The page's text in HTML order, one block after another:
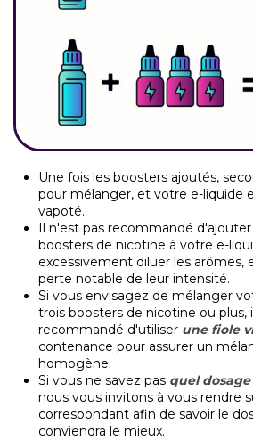
Une fois les boosters ajoutés,
pour mélanger, et votre e-liquide
vapoté.
Il n'est pas recommandé
boosters de nicotine à votre e-
excessivement diluer les arômes,
perte notable de leur intensité.
Si vous envisagez de mélanger
trois boosters de nicotine ou
recommandé d'utiliser une fiole
contenance pour assurer un
homogène.
Si vous ne savez pas quel
nous vous invitons à vous rendre
correspondant afin de savoir le
conviendra le mieux.